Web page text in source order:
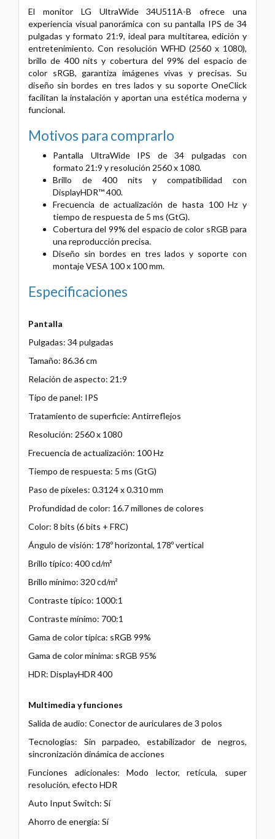
El monitor LG UltraWide 34U511A-B ofrece una
experiencia visual panorámica con su pantalla IPS de 34
pulgadas y formato 21:9, ideal para multitarea, edición y
entretenimiento. Con resolución WFHD (2560 x 1080),
brillo de 400 nits y cobertura del 99% del espacio de
color sRGB, garantiza imágenes vivas y precisas. Su
diseño sin bordes en tres lados y su soporte OneClick
facilitan la instalación y aportan una estética moderna y
funcional.
Motivos para comprarlo
Pantalla UltraWide IPS de 34 pulgadas con
formato 21:9 y resolución 2560 x 1080.
Brillo de 400 nits y compatibilidad con
DisplayHDR™ 400.
Frecuencia de actualización de hasta 100 Hz y
tiempo de respuesta de 5 ms (GtG).
Cobertura del 99% del espacio de color sRGB para
una reproducción precisa.
Diseño sin bordes en tres lados y soporte con
montaje VESA 100 x 100 mm.
Especificaciones
Pantalla
Pulgadas: 34 pulgadas
Tamaño: 86.36 cm
Relación de aspecto: 21:9
Tipo de panel: IPS
Tratamiento de superficie: Antirreflejos
Resolución: 2560 x 1080
Frecuencia de actualización: 100 Hz
Tiempo de respuesta: 5 ms (GtG)
Paso de píxeles: 0.3124 x 0.310 mm
Profundidad de color: 16.7 millones de colores
Color: 8 bits (6 bits + FRC)
Ángulo de visión: 178º horizontal, 178º vertical
Brillo típico: 400 cd/m²
Brillo mínimo: 320 cd/m²
Contraste típico: 1000:1
Contraste mínimo: 700:1
Gama de color típica: sRGB 99%
Gama de color mínima: sRGB 95%
HDR: DisplayHDR 400
Multimedia y funciones
Salida de audio: Conector de auriculares de 3 polos
Tecnologías: Sin parpadeo, estabilizador de negros,
sincronización dinámica de acciones
Funciones adicionales: Modo lector, retícula, super
resolución, efecto HDR
Auto Input Switch: Sí
Ahorro de energía: Sí